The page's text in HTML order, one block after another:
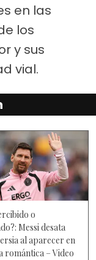
en las
los
y sus
vial.
o
Messi desata
al aparecer en
romántica – Video